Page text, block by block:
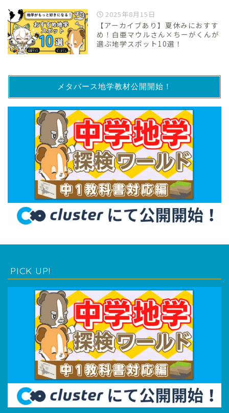
2025年8月15日
【アーカイブあり】夏休みにおすす
め！白亜マウルさん×ちーがくんが
選ぶ地学スポット10選！
メタバース地学教材公開開始！
PICK UP!